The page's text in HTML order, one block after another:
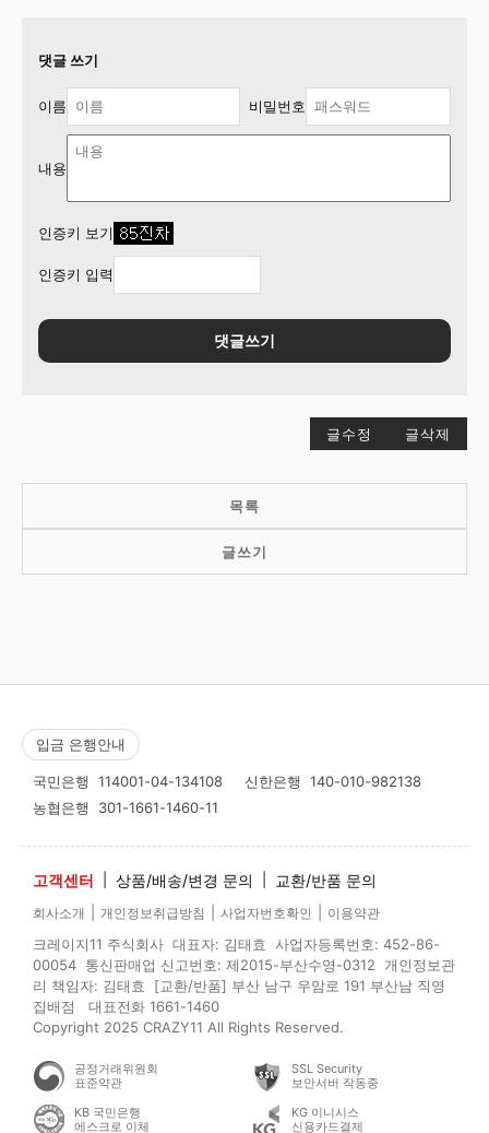
댓글 쓰기
이름 비밀번호
내용
인증키 보기
인증키 입력
댓글쓰기
글수정 글삭제
목록
글쓰기
입금 은행안내
국민은행 114001-04-134108 신한은행 140-010-982138
농협은행 301-1661-1460-11
고객센터 상품/배송/변경 문의 교환/반품 문의
회사소개 개인정보취급방침 사업자번호확인 이용약관
크레이지11 주식회사 대표자: 김태효 사업자등록번호: 452-86-
00054 통신판매업 신고번호: 제2015-부산수영-0312 개인정보관
리 책임자: 김태효 [교환/반품] 부산 남구 우암로 191 부산남 직영
집배점 대표전화 1661-1460
Copyright 2025 CRAZY11 All Rights Reserved.
공정거래위원회
표준약관
SSL Security
보안서버 작동중
KB 국민은행
에스크로 이체
KG 이니시스
신용카드결제